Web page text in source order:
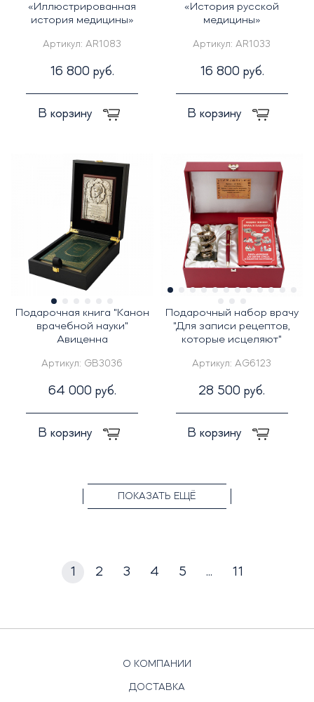
«Иллюстрированная
история медицины»
Артикул:AR1083
16 800 руб.
В корзину
«История русской
медицины»
Артикул:AR1033
16 800 руб.
В корзину
Подарочная книга "Канон
врачебной науки"
Авиценна
Артикул: GB3036
64 000 руб.
В корзину
Подарочный набор врачу
"Для записи рецептов,
которые исцеляют"
Артикул:AG6123
28 500 руб.
В корзину
ПОКАЗАТЬ ЕЩЁ
1 2 3 4 5 ... 11
О КОМПАНИИ
ДОСТАВКА